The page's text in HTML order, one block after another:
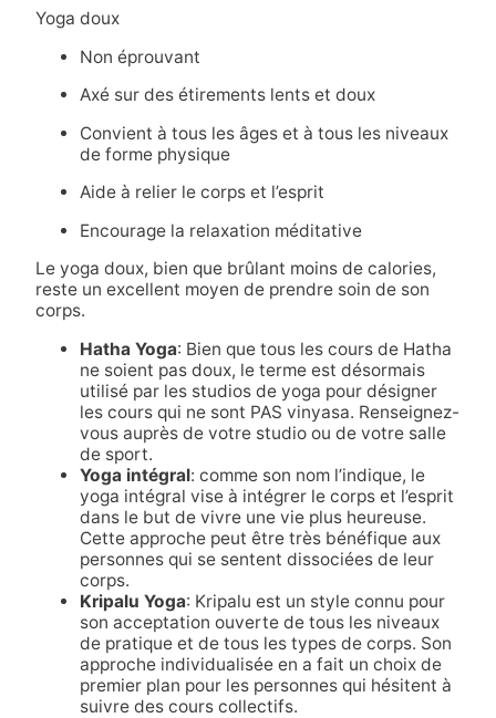
Yoga doux
Non éprouvant
Axé sur des étirements lents et doux
Convient à tous les âges et à tous les niveaux
de forme physique
Aide à relier le corps et l’esprit
Encourage la relaxation méditative
Le yoga doux, bien que brûlant moins de calories,
reste un excellent moyen de prendre soin de son
corps.
Hatha Yoga: Bien que tous les cours de Hatha
ne soient pas doux, le terme est désormais
utilisé par les studios de yoga pour désigner
les cours qui ne sont PAS vinyasa. Renseignez-
vous auprès de votre studio ou de votre salle
de sport.
Yoga intégral: comme son nom l’indique, le
yoga intégral vise à intégrer le corps et l’esprit
dans le but de vivre une vie plus heureuse.
Cette approche peut être très bénéfique aux
personnes qui se sentent dissociées de leur
corps.
Kripalu Yoga: Kripalu est un style connu pour
son acceptation ouverte de tous les niveaux
de pratique et de tous les types de corps. Son
approche individualisée en a fait un choix de
premier plan pour les personnes qui hésitent à
suivre des cours collectifs.